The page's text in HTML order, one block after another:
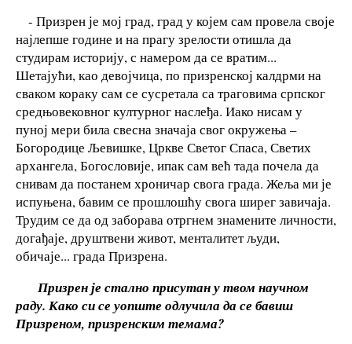
- Призрен је мој град, град у којем сам провела своје
најлепше године и на прагу зрелости отишла да
студирам историју, с намером да се вратим...
Шетајући, као девојчица, по призренској калдрми на
сваком кораку сам се сусретала са траговима српског
средњовековног културног наслеђа. Иако нисам у
пуној мери била свесна значаја свог окружења –
Богородице Љевишке, Цркве Светог Спаса, Светих
архангела, Богословије, ипак сам већ тада почела да
снивам да постанем хроничар свога града. Жеља ми је
испуњена, бавим се прошлошћу свога ширег завичаја.
Трудим се да од заборава отргнем знамените личности,
догађаје, друштвени живот, менталитет људи,
обичаје... града Призрена.
Призрен је стално присутан у твом научном
раду. Како си се уопште одлучила да се бавиш
Призреном, призренским темама?